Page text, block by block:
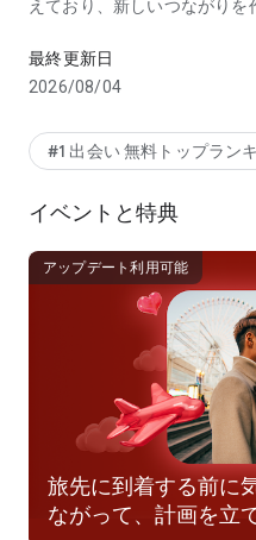
えており、新しいつながりを
ろな人とつながって、新たな
の人とつながりましょう。
Tinder®での出会いは、楽し
現。自分の顔が写っている
ます。いいなと思った人を
来ないときは左スワイプし
ら、その場でマッチ成立で
トイン機能により、お互い
るようになっています。
安全を最優先に
より安全な出会いのために。
・デートプランの共有：友
か、デートプランをあらか
最終更新日
2026/08/04
#1 出会い 無料トップラン
イベントと特典
アップデート利用可能
旅先に到着する前に
ながって、計画を立